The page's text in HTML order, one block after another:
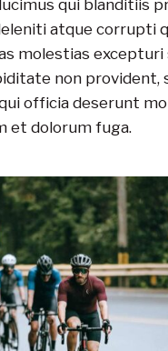
qui blanditiis
atque corrupti
molestias excepturi
non provident,
officia deserunt
et dolorum fuga.